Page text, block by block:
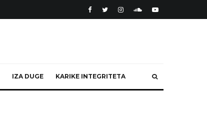
IZA DUGE KARIKE INTEGRITETA